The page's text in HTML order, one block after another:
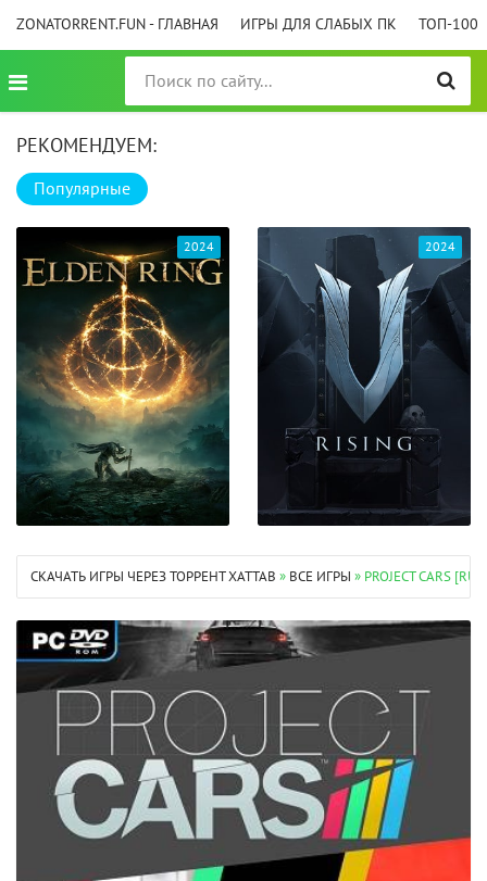
ZONATORRENT.FUN - ГЛАВНАЯ ИГРЫ ДЛЯ СЛАБЫХ ПК ТОП-100
РЕКОМЕНДУЕМ:
Популярные
2024 2024
СКАЧАТЬ ИГРЫ ЧЕРЕЗ ТОРРЕНТ XATTAB » ВСЕ ИГРЫ » PROJECT CARS